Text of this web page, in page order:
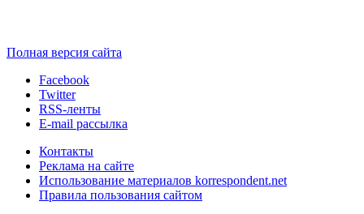
Полная версия сайта
Facebook
Twitter
RSS-ленты
E-mail рассылка
Контакты
Реклама на сайте
Использование материалов korrespondent.net
Правила пользования сайтом